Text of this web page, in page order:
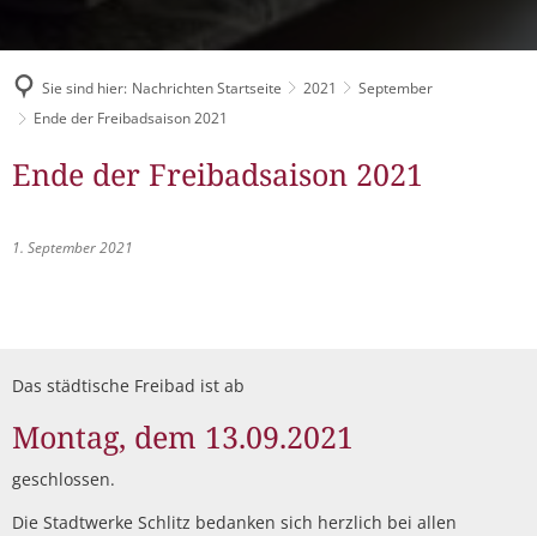
Konzertsaal LMAH
Schlitzer Geschichten
Sie sind hier: Nachrichten Startseite 2021
September
Ende der Freibadsaison 2021
Ende der Freibadsaison 2021
1. September 2021
Das städtische Freibad ist ab
Montag, dem 13.09.2021
geschlossen.
Die Stadtwerke Schlitz bedanken sich herzlich bei allen